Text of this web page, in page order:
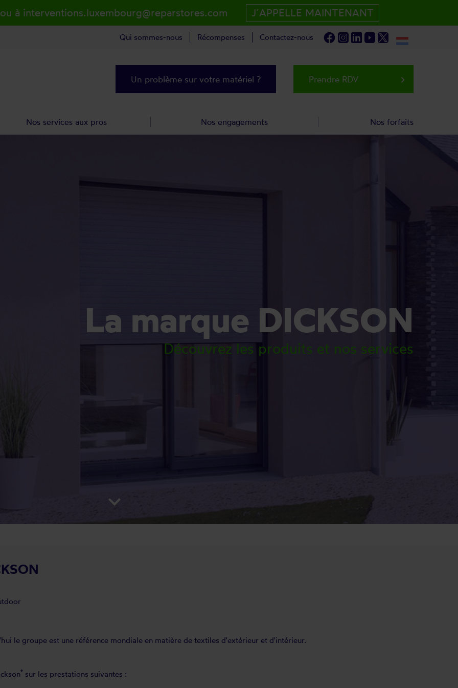
La marque DICKSON
Découvrez les produits et nos services
keyboard_arrow_down
le groupe est une référence mondiale en matière de textiles d'extérieur et d'intérieur.
® sur les prestations suivantes :
à interventions.luxembourg@reparstores.com J´APPELLE MAINTENANT
Qui sommes-nous Récompenses Contactez-nous
Un problème sur votre matériel ? Prendre RDV keyboard_arrow_right
Nos services aux pros Nos engagements Nos forfaits